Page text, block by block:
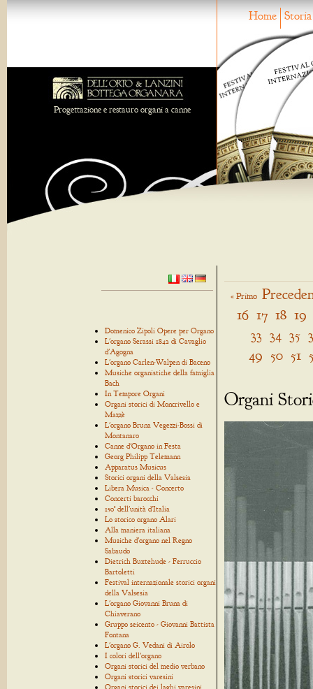
Home Storia
Progettazione e restauro organi a canne
Domenico Zipoli Opere per Organo
L'organo Serassi 1842 di Cavaglio
d'Agogna
L'organo Carlen-Walpen di Baceno
Musiche organistiche della famiglia
Bach
In Tempore Organi
Organi storici di Moncrivello e
Mazzè
L'organo Bruna Vegezzi-Bossi di
Montanaro
Canne d'Organo in Festa
Georg Philipp Telemann
Apparatus Musicus
Storici organi della Valsesia
Libera Musica - Concerto
Concerti barocchi
150° dell'unità d'Italia
Lo storico organo Alari
Alla maniera italiana
Musiche d'organo nel Regno
Sabaudo
Dietrich Buxtehude - Ferruccio
Bartoletti
Festival internazionale storici organi
della Valsesia
L'organo Giovanni Bruna di
Chiaverano
Gruppo seicento - Giovanni Battista
Fontana
L'organo G. Vedani di Airolo
I colori dell'organo
Organi storici del medio verbano
Organi storici varesini
Organi storici dei laghi varesini
« Primo
16 17 18 19
33 34 35
49 50 51
Organi